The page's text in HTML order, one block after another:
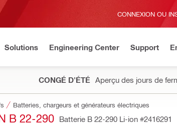
CONNEXION OU
Solutions Engineering Center Support
CONGÉ D'ÉTÉ Aperçu des jours de
Batteries, chargeurs et générateurs électriques
B 22-290 Batterie B 22-290 Li-ion #2416291